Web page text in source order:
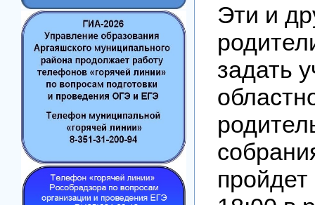
Эти и
задать
пройдет